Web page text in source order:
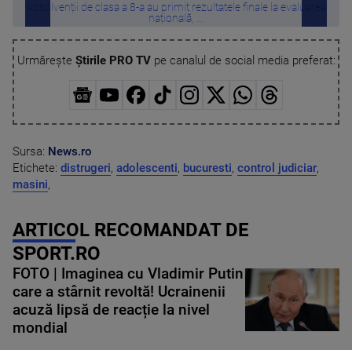
Absolvenții de clasa a 8-a au primit rezultatele finale la evaluarea
națională, ...
Urmărește Știrile PRO TVpe canalul de social media preferat:
Sursa: News.ro
Etichete: distrugeri, adolescenti, bucuresti, control judiciar,
masini,
ARTICOL RECOMANDAT DE
SPORT.RO
FOTO | Imaginea cu Vladimir Putin
care a stârnit revoltă! Ucrainenii
acuză lipsă de reacție la nivel
mondial